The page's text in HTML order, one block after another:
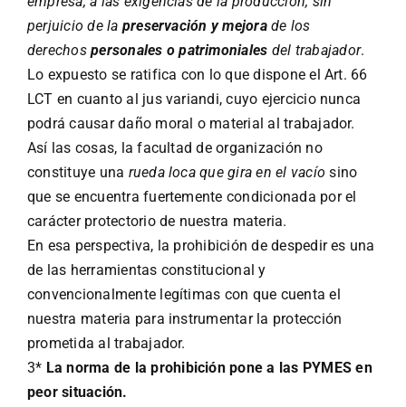
perjuicio de la preservación y mejorade los
derechospersonales o patrimoniales del trabajador.
Lo expuesto se ratifica con lo que dispone el Art. 66
LCT en cuanto al jus variandi, cuyo ejercicio nunca
podrá causar daño moral o material al trabajador.
Así las cosas, la facultad de organización no
constituye una rueda loca que gira en el vacío sino
que se encuentra fuertemente condicionada por el
carácter protectorio de nuestra materia.
En esa perspectiva, la prohibición de despedir es una
de las herramientas constitucional y
convencionalmente legítimas con que cuenta el
nuestra materia para instrumentar la protección
prometida al trabajador.
3* La norma de la prohibición pone a las PYMES en
peor situación.